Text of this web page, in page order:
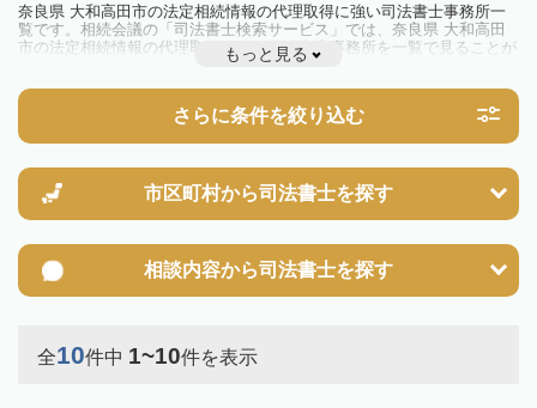
奈良県 大和高田市の法定相続情報の代理取得に強い司法書士事務所一
覧です。相続会議の「司法書士検索サービス」では、奈良県 大和高田
市の法定相続情報の代理取得に強い司法書士事務所を一覧で見ることが
出来ます。相続のトラブルやお悩みを抱えている方は一度近隣の司法書
もっと見る
さらに条件を絞り込む
市区町村から司法書士を探す
相談内容から司法書士を探す
全10件中 1~10件を表示